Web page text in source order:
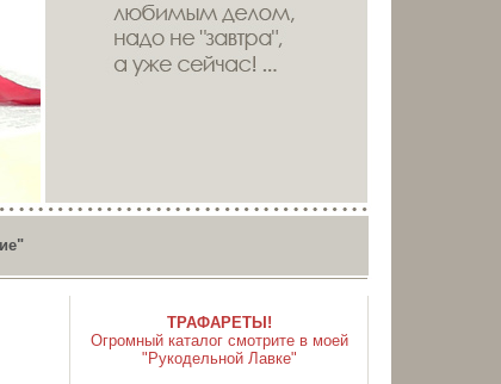
ТРАФАРЕТЫ!
Огромный каталог смотрите в моей
"Рукодельной Лавке"